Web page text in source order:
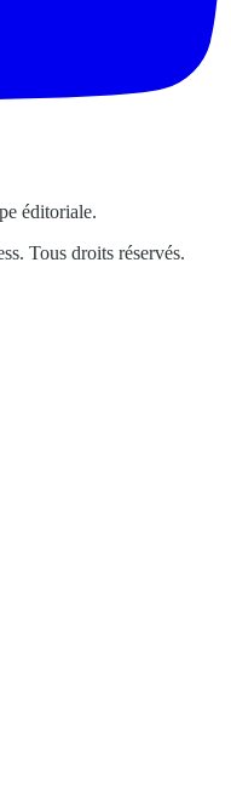
éditoriale.
Tous droits réservés.